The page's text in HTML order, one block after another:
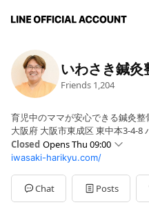
いわさき鍼灸
Friends 1,204
育児中のママが安心できる鍼灸整
大阪府 大阪市東成区 東中本3-4-8
Closed Opens Thu 09:00
Sun09:00 - 12:00
Mon09:00 - 20:00
TueClosed
Wed09:00 - 20:00
iwasaki-harikyu.com/
Chat Posts